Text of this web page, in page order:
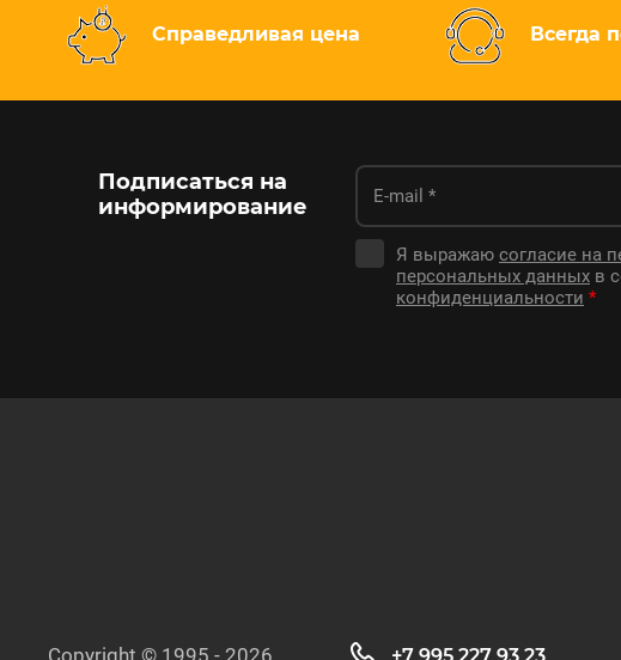
Справедливая цена Всегда
Подписаться на
информирование
Я выражаю согласие на
персональных данных в
конфиденциальности *
Copyright © 1995 - 2026